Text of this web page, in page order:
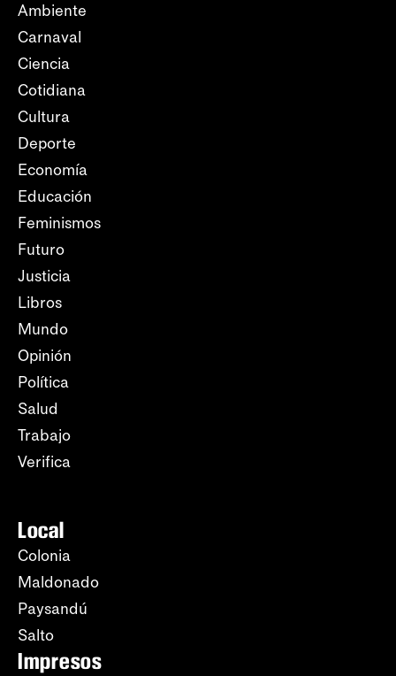
Ambiente
Carnaval
Ciencia
Cotidiana
Cultura
Deporte
Economía
Educación
Feminismos
Futuro
Justicia
Libros
Mundo
Opinión
Política
Salud
Trabajo
Verifica
Local
Colonia
Maldonado
Paysandú
Salto
Impresos